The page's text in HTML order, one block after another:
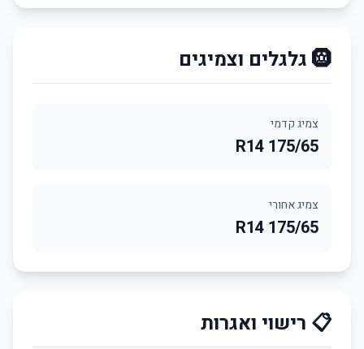
🛞 גלגלים וצמיגים
צמיג קדמי
175/65 R14
צמיג אחורי
175/65 R14
📋 רישוי ואגרות